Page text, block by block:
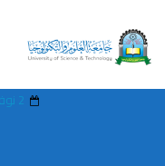
قسم الانشطة